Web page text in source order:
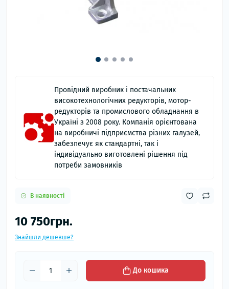
Провідний виробник і постачальник
високотехнологічних редукторів, мотор-
редукторів та промислового обладнання в
Україні з 2008 року. Компанія орієнтована
на виробничі підприємства різних галузей,
забезпечує як стандартні, так і
індивідуально виготовлені рішення під
потреби замовників
В наявності
10 750грн.
Знайшли дешевше?
До кошика